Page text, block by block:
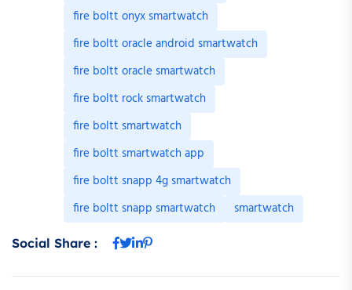
fire boltt onyx smartwatch
fire boltt oracle android smartwatch
fire boltt oracle smartwatch
fire boltt rock smartwatch
fire boltt smartwatch
fire boltt smartwatch app
fire boltt snapp 4g smartwatch
fire boltt snapp smartwatch
smartwatch
Social Share :